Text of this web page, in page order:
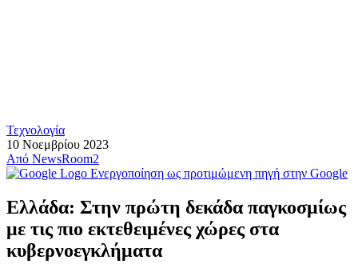
Τεχνολογία
10 Νοεμβρίου 2023
Από NewsRoom2
Ενεργοποίηση ως προτιμώμενη πηγή στην Google
Ελλάδα: Στην πρώτη δεκάδα παγκοσμίως
με τις πιο εκτεθειμένες χώρες στα
κυβερνοεγκλήματα